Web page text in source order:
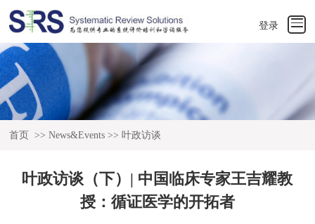
登录
首页 >>News&Events >>叶政访谈
叶政访谈（下）| 中国临床专家王吉耀教
授：循证医学的开拓者